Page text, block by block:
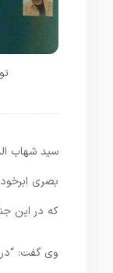
بصری
که در این